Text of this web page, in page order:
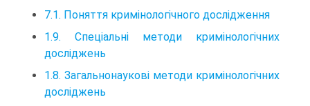
7.1. Поняття кримінологічного дослідження
1.9. Спеціальні методи кримінологічних
досліджень
1.8. Загальнонаукові методи кримінологічних
досліджень